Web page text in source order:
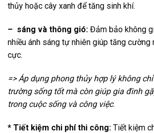
thủy hoặc cây xanh để tăng sinh khí.
– sáng và thông gió: Đảm bảo không
nhiều ánh sáng tự nhiên giúp tăng cường
cực.
=> Áp dụng phong thủy hợp lý không
trường sống tốt mà còn giúp gia đình
trong cuộc sống và công việc.
* Tiết kiệm chi phí thi công: Tiết kiệm